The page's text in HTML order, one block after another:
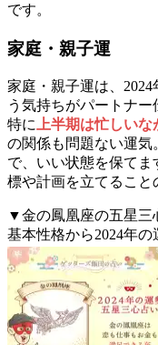
です。
家庭・親子運
家庭・親子運は、
う気持ちがパートナー
特に上半期は忙しいな
の関係も問題ない運
で、いい状態を保てま
標や計画を立てること
▼金の鳳凰座の五星三
基本性格から2024年
ます。